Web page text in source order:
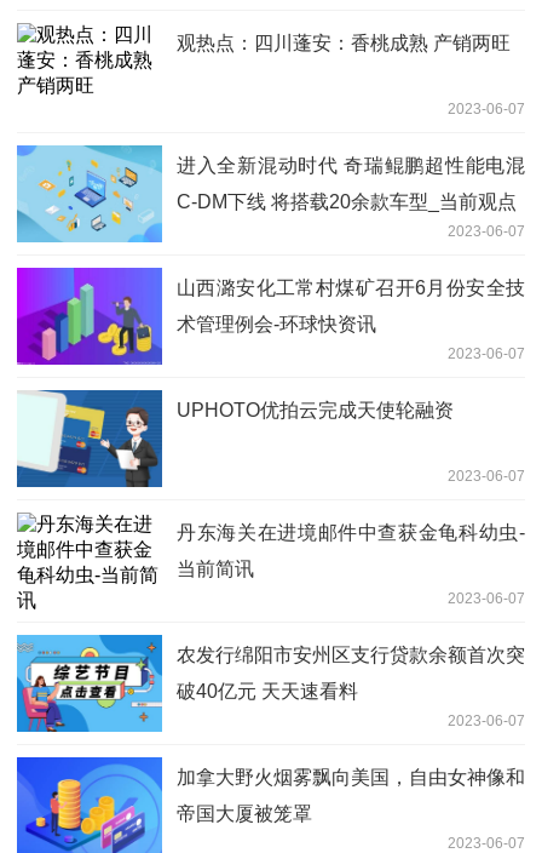
观热点：四川蓬安：香桃成熟 产销两旺
2023-06-07
进入全新混动时代 奇瑞鲲鹏超性能电混
C-DM下线 将搭载20余款车型_当前观点
2023-06-07
山西潞安化工常村煤矿召开6月份安全技
术管理例会-环球快资讯
2023-06-07
UPHOTO优拍云完成天使轮融资
2023-06-07
丹东海关在进境邮件中查获金龟科幼虫-
当前简讯
2023-06-07
农发行绵阳市安州区支行贷款余额首次突
破40亿元 天天速看料
2023-06-07
加拿大野火烟雾飘向美国，自由女神像和
帝国大厦被笼罩
2023-06-07